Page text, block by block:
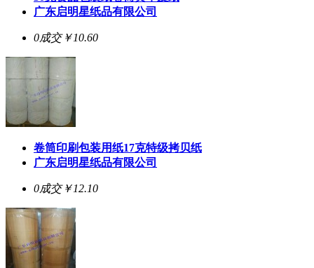
广东启明星纸品有限公司
0成交￥10.60
卷筒印刷包装用纸17克特级拷贝纸
广东启明星纸品有限公司
0成交￥12.10